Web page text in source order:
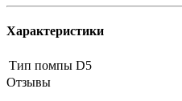
Характеристики
Тип помпы D5
Отзывы